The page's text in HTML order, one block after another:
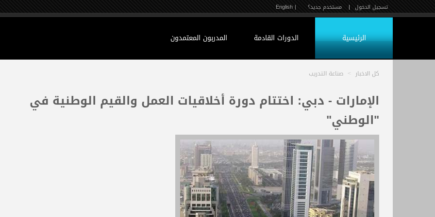
تسجيل الدخول | مستخدم جديد؟ | English
الرئيسية الدورات القادمة المدربون المعتمدون
كل الاخبار > صناعة التدريب
الإمارات - دبي: اختتام دورة أخلاقيات العمل والقيم الوطنية في
"الوطني"